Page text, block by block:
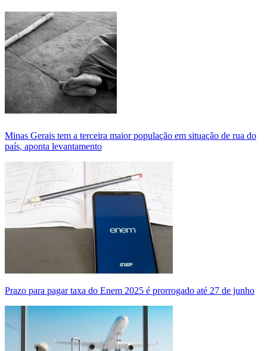
Minas Gerais tem a terceira maior população em situação de rua do
país, aponta levantamento
Prazo para pagar taxa do Enem 2025 é prorrogado até 27 de junho